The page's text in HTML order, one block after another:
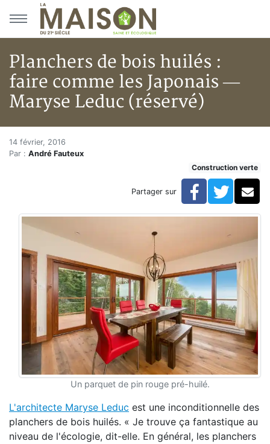
Aller au menu principal
Aller au contenu principal
Planchers de bois huilés :
faire comme les Japonais —
Maryse Leduc (réservé)
Accueil
Articles
Planchers de bois huilés : faire comme les Japonais
Planchers de bois huilés :
14 février, 2016
Par : André Fauteux
Construction verte
Partager sur Facebook
Un parquet de pin rouge pré-huilé.
L'architecte Maryse Leduc est une inconditionnelle des
planchers de bois huilés. « Je trouve ça fantastique au
niveau de l'écologie, dit-elle. En général, les planchers